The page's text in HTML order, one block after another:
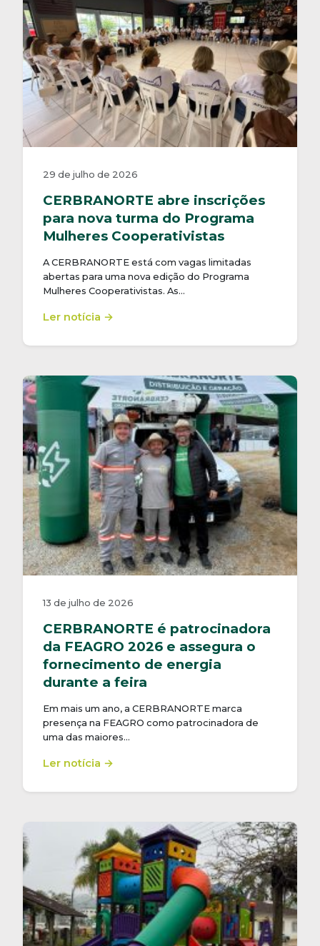
29 de julho de 2026
CERBRANORTE abre inscrições
para nova turma do Programa
Mulheres Cooperativistas
A CERBRANORTE está com vagas limitadas
abertas para uma nova edição do Programa
Mulheres Cooperativistas. As…
Ler notícia →
13 de julho de 2026
CERBRANORTE é patrocinadora
da FEAGRO 2026 e assegura o
fornecimento de energia
durante a feira
Em mais um ano, a CERBRANORTE marca
presença na FEAGRO como patrocinadora de
uma das maiores…
Ler notícia →